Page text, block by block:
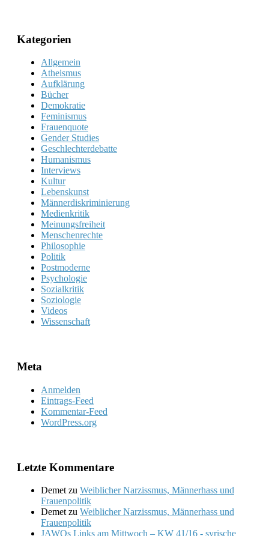
Kategorien
Allgemein
Atheismus
Aufklärung
Bücher
Demokratie
Feminismus
Frauenquote
Gender Studies
Geschlechterdebatte
Humanismus
Interviews
Kultur
Lebenskunst
Männerdiskriminierung
Medienkritik
Meinungsfreiheit
Menschenrechte
Philosophie
Politik
Postmoderne
Psychologie
Sozialkritik
Soziologie
Videos
Wissenschaft
Meta
Anmelden
Eintrags-Feed
Kommentar-Feed
WordPress.org
Letzte Kommentare
Demet zu Weiblicher Narzissmus, Männerhass und
Frauenpolitik
Demet zu Weiblicher Narzissmus, Männerhass und
Frauenpolitik
JAWOs Links am Mittwoch – KW 41/16 - syrische